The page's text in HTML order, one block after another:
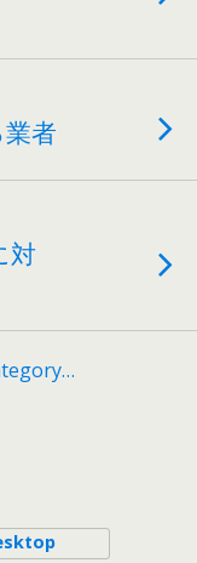
者
対